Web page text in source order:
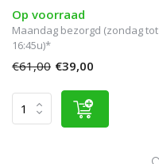
Op voorraad
Maandag bezorgd (zondag tot
16:45u)*
€61,00 €39,00